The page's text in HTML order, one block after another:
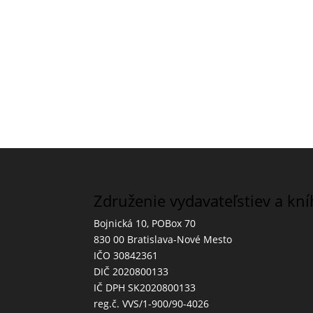
Združenie vydavateľstiev a
Bojnická 10, POBox 70
830 00 Bratislava-Nové Mesto
IČO 30842361
DIČ 2020800133
IČ DPH SK2020800133
reg.č. VVS/1-900/90-4026